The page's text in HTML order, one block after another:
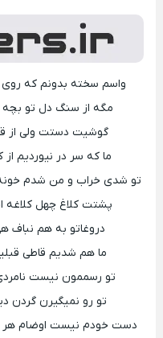
واسم سخته بدونم که
مگه از سنگ دل تو
گوشیت دستت ولی از
ما که سر در نیوردیم
تو شدی خراب و من شدم
پشتت کلاغ چهل کلاغه
دروغاتو به هم نباف
ما هم شدیم قاطی
تو رسممون نیست
تو رو نمیگیرن گردن
دست خودم نیست اوضام هر